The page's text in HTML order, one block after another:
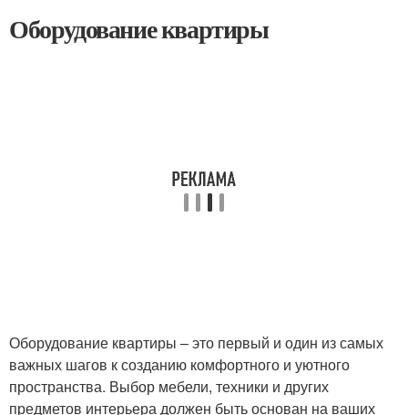
Оборудование квартиры
Оборудование квартиры – это первый и один из самых
важных шагов к созданию комфортного и уютного
пространства. Выбор мебели, техники и других
предметов интерьера должен быть основан на ваших